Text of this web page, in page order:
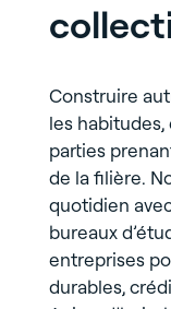
Construire
les habitudes,
parties
de la filière.
quotidien
bureaux
entreprises
durables,